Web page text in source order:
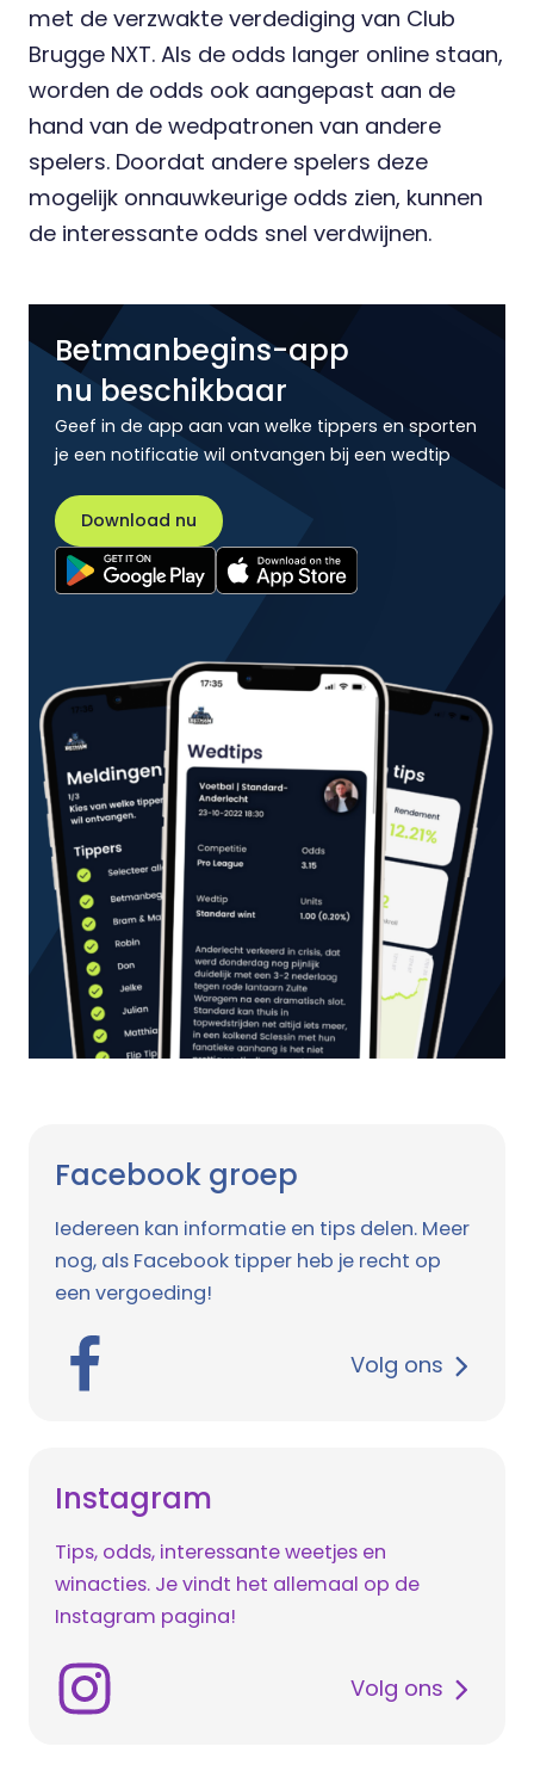
met de verzwakte verdediging van Club
Brugge NXT. Als de odds langer online staan,
worden de odds ook aangepast aan de
hand van de wedpatronen van andere
spelers. Doordat andere spelers deze
mogelijk onnauwkeurige odds zien, kunnen
de interessante odds snel verdwijnen.
Betmanbegins-app
nu beschikbaar
Geef in de app aan van welke tippers en sporten
je een notificatie wil ontvangen bij een wedtip
Download nu
Facebook groep
Iedereen kan informatie en tips delen. Meer
nog, als Facebook tipper heb je recht op
een vergoeding!
Volg ons
Instagram
Tips, odds, interessante weetjes en
winacties. Je vindt het allemaal op de
Instagram pagina!
Volg ons